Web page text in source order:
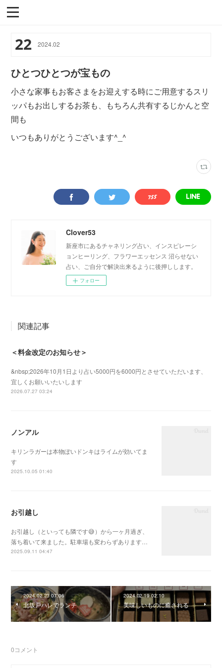
22 2024.02
ひとつひとつが宝もの
小さな家事もお客さまをお迎えする時にご用意するスリ
ッパもお出しするお茶も、もちろん共有するじかんと空
間も
いつもありがとうございます^_^
Clover53
新座市にあるチャネリング占い、インスピレーシ
ョンヒーリング、フラワーエッセンス 沼らせない
占い、ご自分で解決出来るように後押しします。
フォロー
関連記事
＜料金改定のお知らせ＞
&nbsp;2026年10月1日より占い5000円を6000円とさせていただいます、
宜しくお願いいたいします
2026.07.27 03:24
ノンアル
キリンラガーは本物ぽいドンキはライムが効いてま
す
2025.10.05 01:40
お引越し
お引越し（といっても隣です😅）から一ヶ月過ぎ、
落ち着いて来ました。駐車場も変わらずあります…
2025.09.11 04:47
2024.02.23 07:06
北坂戸ハレでランチ
2024.02.19 02:10
美味しいものに癒される
0コメント